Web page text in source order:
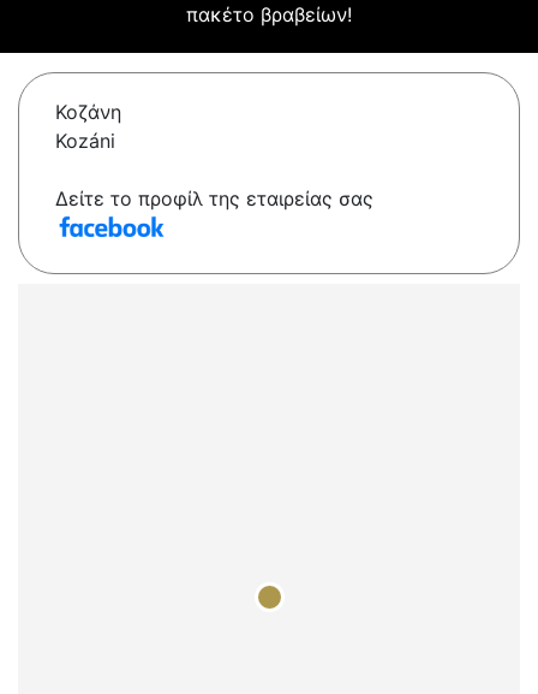
πακέτο βραβείων!
Κοζάνη
Kozáni
Δείτε το προφίλ της εταιρείας σας